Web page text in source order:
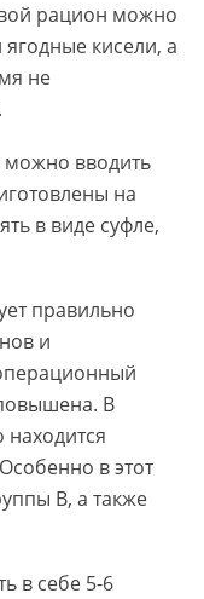
рацион можно
кисели, а
не
можно вводить
на
в виде суфле,
правильно
и
В
в этот
В, а также
в себе 5-6